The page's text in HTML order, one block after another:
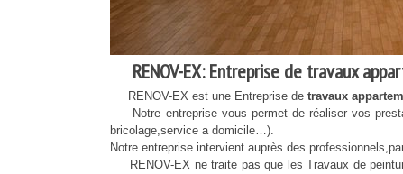
RENOV-EX: Entreprise de travaux
RENOV-EX est une Entreprise de travaux
Notre entreprise vous permet de réaliser vos
bricolage,service a domicile…).
Notre entreprise intervient auprès des
RENOV-EX ne traite pas que les Travaux de